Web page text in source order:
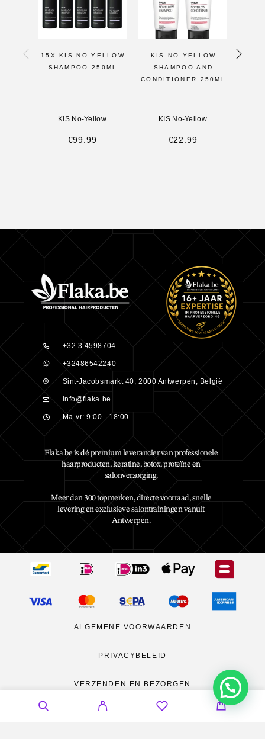
15X KIS NO-YELLOW
SHAMPOO 250ML
KIS No-Yellow
€99.99
KIS NO YELLOW
SHAMPOO AND
CONDITIONER 250ML
KIS No-Yellow
€22.99
+32 3 4598704
+32486542240
Sint-Jacobsmarkt 40, 2000 Antwerpen, België
info@flaka.be
Ma-vr: 9:00 - 18:00
Flaka.be is dé premium leverancier van professionele
haarproducten, keratine, botox, proteïne en
salonverzorging.
Meer dan 300 topmerken, directe voorraad, snelle
levering en exclusieve salontrainingen vanuit
Antwerpen.
ALGEMENE VOORWAARDEN
PRIVACYBELEID
VERZENDEN EN BEZORGEN
RETOURNEREN CONTACT